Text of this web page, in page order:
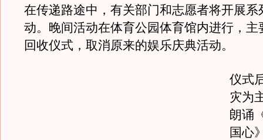
在传递路途中，有关部门和志愿者将开展系
动。晚间活动在体育公园体育馆内进行，主
回收仪式，取消原来的娱乐庆典活动。
仪式
灾为
朗诵
国心